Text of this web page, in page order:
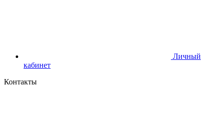
Личный
кабинет
Контакты